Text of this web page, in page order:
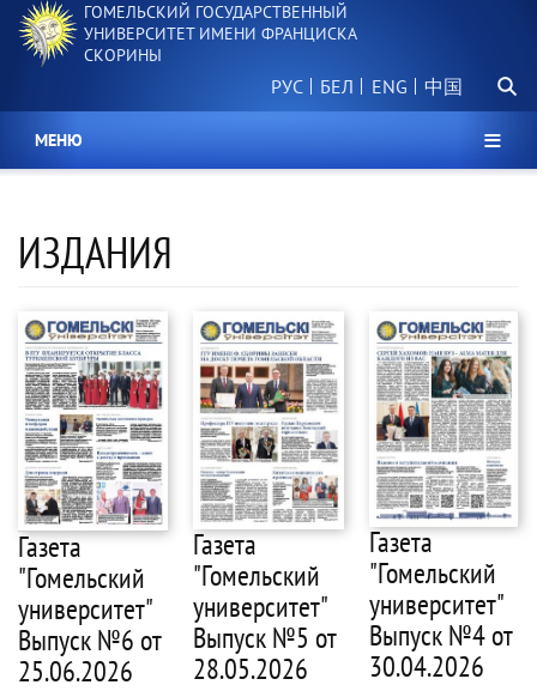
Перейти
основному
ГОМЕЛЬСКИЙ ГОСУДАРСТВЕННЫЙ
УНИВЕРСИТЕТ ИМЕНИ ФРАНЦИСКА
СКОРИНЫ
РУС БЕЛ 中国
МЕНЮ
ИЗДАНИЯ
Газета
"Гомельский
университет"
Выпуск №6 от
25.06.2026
Газета
"Гомельский
университет"
Выпуск №5 от
28.05.2026
Газета
"Гомельский
университет"
Выпуск №4 от
30.04.2026